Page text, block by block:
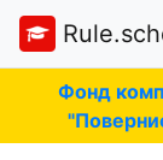
Фонд